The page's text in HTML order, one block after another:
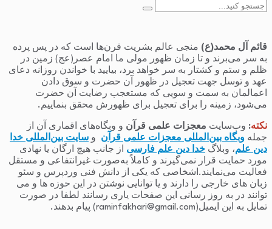
جستجو
قائم آل محمد(ع) منجی عالم بشریت قرن‌ها است که در پس پرده
به سر می‌برند و تا زمان ظهور مولی ما امام عصر(عج) زمین در
ظلم و ستم و کشتار به سر خواهد برد، بیایید با خواندن روزانه دعای
عهد و توسل جهت تعجیل در ظهور آن حضرت و سوق دادن
اعمالمان به سمت و سویی که مستعجب رضایت آن حضرت
می‌شود، زمینه را برای تعجیل برای ظهورش محقق بنماییم.
نکته: وب‌سایت معجزات علمی قرآن و وبگاه‌های اقماری آن از
جمله وبگاه بین‌المللی معجزات علمی قرآن و سایت بین‌المللی خدا
دین علم، وبلاگ خدا دین علم فارسی از جانب هیچ ارگان یا نهادی
مورد حمایت قرار نمی‌گیرند و کاملاً به‌صورت غیرانتفاعی و مستقل
فعالیت می‌نمایند.اشخاصی که یکی از دانش فنی وردپرس و سئو
زبان های خارجی را دارند و یا توانایی نوشتن در این حوزه ها و می
توانند در به روز رسانی این صفحات یاری رسانند لطفا در صورت
تمایل به این ایمیل(raminfakhari@gmail.com) پیام بدهند.